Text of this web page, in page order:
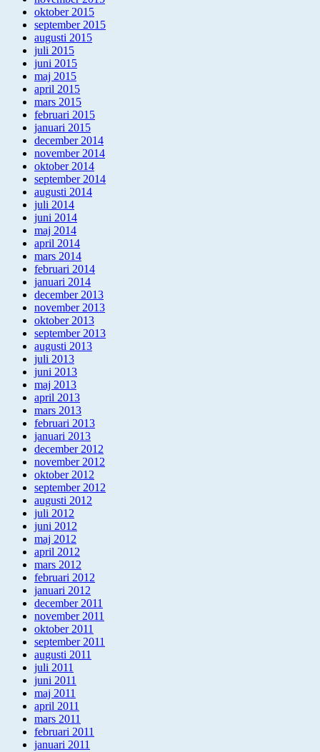
oktober 2015
september 2015
augusti 2015
juli 2015
juni 2015
maj 2015
april 2015
mars 2015
februari 2015
januari 2015
december 2014
november 2014
oktober 2014
september 2014
augusti 2014
juli 2014
juni 2014
maj 2014
april 2014
mars 2014
februari 2014
januari 2014
december 2013
november 2013
oktober 2013
september 2013
augusti 2013
juli 2013
juni 2013
maj 2013
april 2013
mars 2013
februari 2013
januari 2013
december 2012
november 2012
oktober 2012
september 2012
augusti 2012
juli 2012
juni 2012
maj 2012
april 2012
mars 2012
februari 2012
januari 2012
december 2011
november 2011
oktober 2011
september 2011
augusti 2011
juli 2011
juni 2011
maj 2011
april 2011
mars 2011
februari 2011
januari 2011